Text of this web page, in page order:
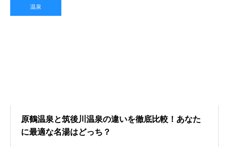
温泉
原鶴温泉と筑後川温泉の違いを徹底比較！あなた
に最適な名湯はどっち？